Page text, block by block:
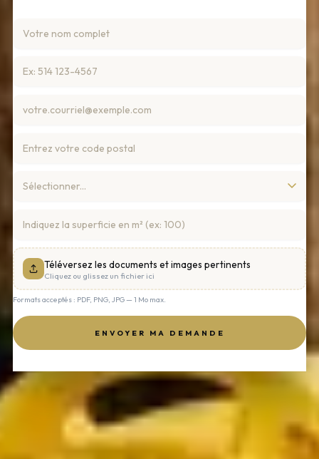
Téléversez les documents et images pertinents
Cliquez ou glissez un fichier ici
Formats acceptés : PDF, PNG, JPG — 1 Mo max.
ENVOYER MA DEMANDE